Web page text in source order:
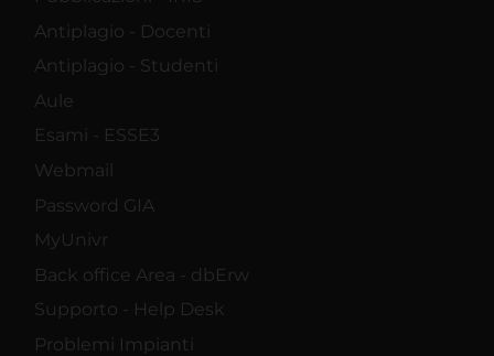
Antiplagio - Docenti
Antiplagio - Studenti
Aule
Esami - ESSE3
Webmail
Password GIA
MyUnivr
Back office Area - dbErw
Supporto - Help Desk
Problemi Impianti